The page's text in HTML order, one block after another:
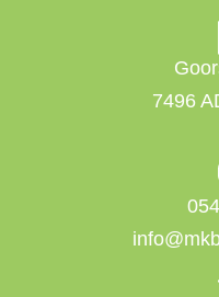
7496